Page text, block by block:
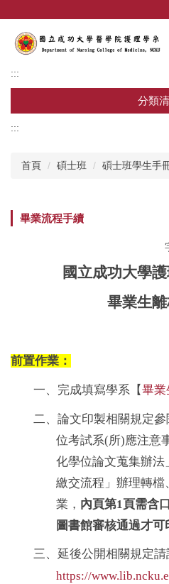
主
內
:::
分類
招生資訊
國際碩士班
國際博士班
申請表及範本
教室借用(限學系IP)
國際交流
法規彙編
:::
首頁 碩士班 碩士班學生手
畢業流程手續
國立成功大學
畢業生
前置作業：
一、完成填寫學系【畢業
二、論文印製相關規定參
位考試系(所)應注意
化學位論文蒐集辦
繳交流程」辦理轉
業， 內頁第1頁需含
圖書館審核通過才可
三、延後公開相關規定請
https://